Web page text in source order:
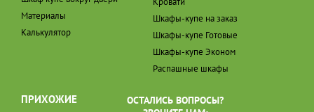
Материалы
Калькулятор
Шкафы-купе на заказ
Шкафы-купе Готовые
Шкафы-купе Эконом
Распашные шкафы
ПРИХОЖИЕ
ОСТАЛИСЬ ВОПРОСЫ?